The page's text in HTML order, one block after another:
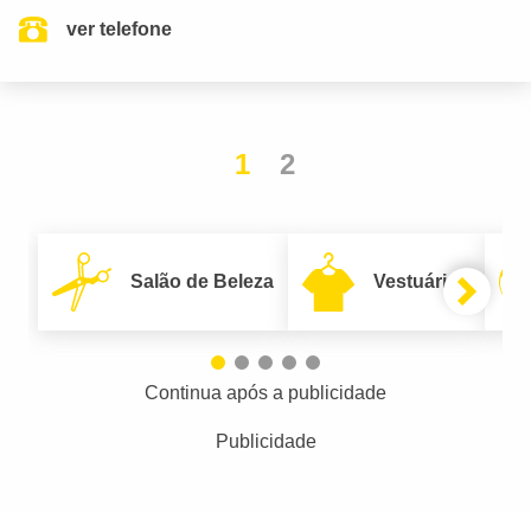
ver telefone
1 2
Salão de Beleza Vestuário
Continua após a publicidade
Publicidade